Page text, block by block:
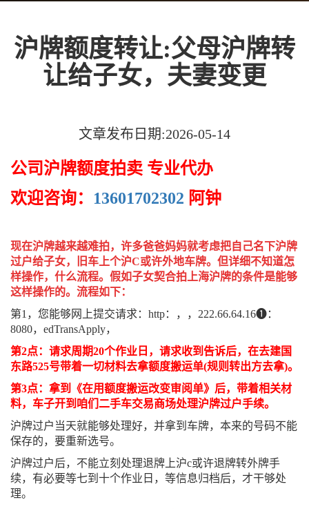
沪牌额度转让:父母沪牌转
让给子女，夫妻变更
文章发布日期:2026-05-14
公司沪牌额度拍卖 专业代办
欢迎咨询： 13601702302 阿钟
现在沪牌越来越难拍，许多爸爸妈妈就考虑把自己名下沪牌
过户给子女，旧车上个沪C或许外地车牌。但详细不知道怎
样操作，什么流程。假如子女契合拍上海沪牌的条件是能够
这样操作的。流程如下：
第1，您能够网上提交请求：http：，，222.66.64.16❶：
8080，edTransApply，
第2点：请求周期20个作业日，请求收到告诉后，在去建国
东路525号带着一切材料去拿额度搬运单(规则转出方去拿)。
第3点：拿到《在用额度搬运改变审阅单》后，带着相关材
料，车子开到咱们二手车交易商场处理沪牌过户手续。
沪牌过户当天就能够处理好，并拿到车牌，本来的号码不能
保存的，要重新选号。
沪牌过户后，不能立刻处理退牌上沪c或许退牌转外牌手
续，有必要等七到十个作业日，等信息归档后，才干够处
理。